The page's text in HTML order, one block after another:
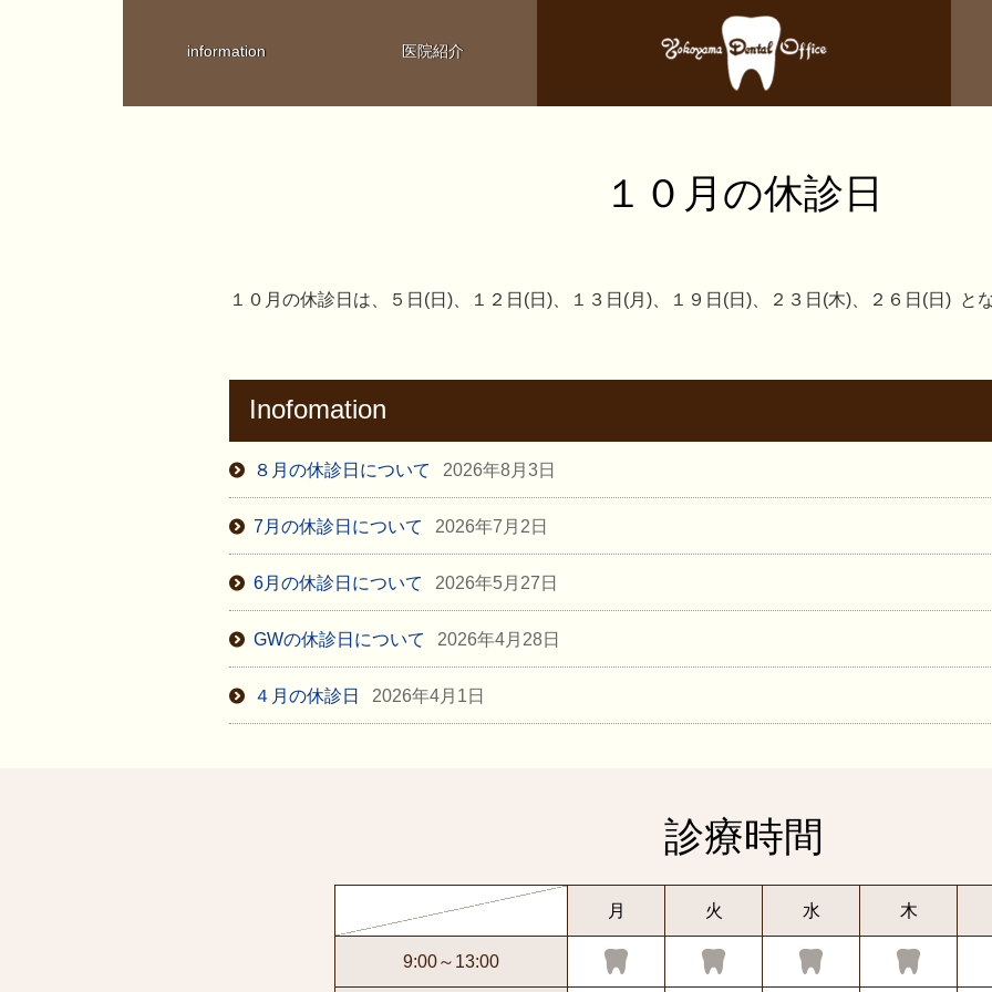
information 医院紹介
１０月の休診日
１０月の休診日は、５日(日)、１２日(日)、１３日(月)、１９日(日)、２３日(木)、２６日(日) と
Inofomation
８月の休診日について 2026年8月3日
7月の休診日について 2026年7月2日
6月の休診日について 2026年5月27日
GWの休診日について 2026年4月28日
４月の休診日 2026年4月1日
診療時間
月 火 水 木
9:00～13:00